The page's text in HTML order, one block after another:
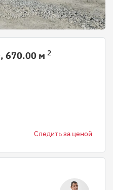
670.00 м 2
Следить за ценой